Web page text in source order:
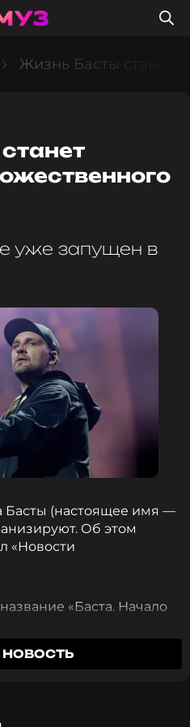
Жизнь Басты станет
уже запущен в
Басты (настоящее имя —
Об этом
«Новости
«Баста. Начало
Стас Иванов,
Этот режиссер
НОВОСТЬ